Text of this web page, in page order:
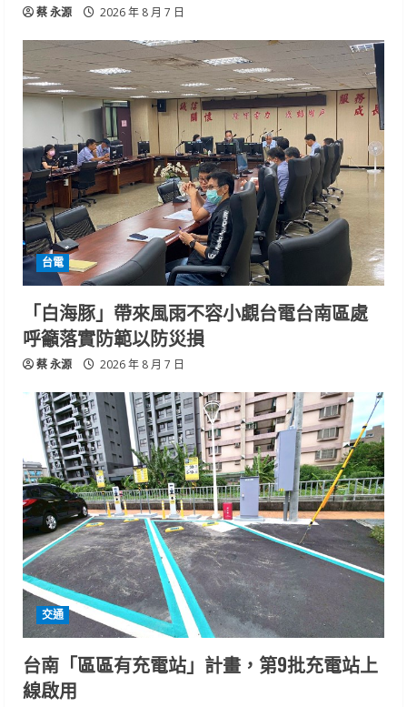
蔡 永源 2026 年 8 月 7 日
台電
「白海豚」帶來風雨不容小覷台電台南區處
呼籲落實防範以防災損
蔡 永源 2026 年 8 月 7 日
交通
台南「區區有充電站」計畫，第9批充電站上
線啟用